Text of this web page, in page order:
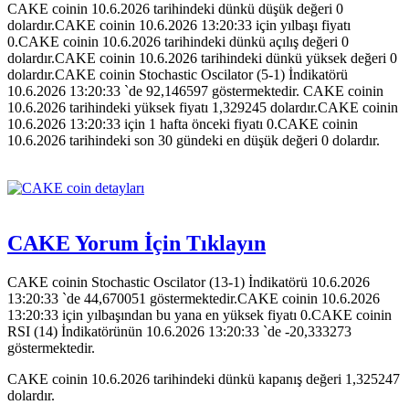
CAKE coinin 10.6.2026 tarihindeki dünkü düşük değeri 0
dolardır.CAKE coinin 10.6.2026 13:20:33 için yılbaşı fiyatı
0.CAKE coinin 10.6.2026 tarihindeki dünkü açılış değeri 0
dolardır.CAKE coinin 10.6.2026 tarihindeki dünkü yüksek değeri 0
dolardır.CAKE coinin Stochastic Oscilator (5-1) İndikatörü
10.6.2026 13:20:33 `de 92,146597 göstermektedir. CAKE coinin
10.6.2026 tarihindeki yüksek fiyatı 1,329245 dolardır.CAKE coinin
10.6.2026 13:20:33 için 1 hafta önceki fiyatı 0.CAKE coinin
10.6.2026 tarihindeki son 30 gündeki en düşük değeri 0 dolardır.
CAKE Yorum İçin Tıklayın
CAKE coinin Stochastic Oscilator (13-1) İndikatörü 10.6.2026
13:20:33 `de 44,670051 göstermektedir.CAKE coinin 10.6.2026
13:20:33 için yılbaşından bu yana en yüksek fiyatı 0.CAKE coinin
RSI (14) İndikatörünün 10.6.2026 13:20:33 `de -20,333273
göstermektedir.
CAKE coinin 10.6.2026 tarihindeki dünkü kapanış değeri 1,325247
dolardır.